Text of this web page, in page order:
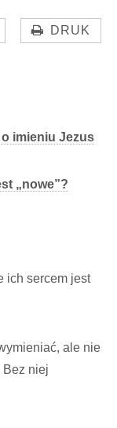
DRUK
imieniu Jezus
„nowe”?
ich sercem jest
ale nie
Bez niej